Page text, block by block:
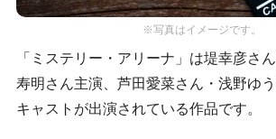
※写真はイメージです。
「ミステリー・アリーナ」は堤幸彦さ
寿明さん主演、芦田愛菜さん・浅野ゆ
キャストが出演されている作品です。